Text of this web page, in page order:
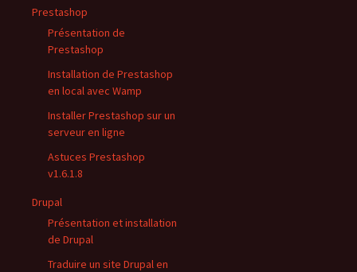
Prestashop
Présentation de
Prestashop
Installation de Prestashop
en local avec Wamp
Installer Prestashop sur un
serveur en ligne
Astuces Prestashop
v1.6.1.8
Drupal
Présentation et installation
de Drupal
Traduire un site Drupal en